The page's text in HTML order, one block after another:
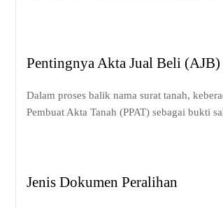
Pentingnya Akta Jual Beli (AJB)
Dalam proses balik nama surat tanah,
Pembuat Akta Tanah (PPAT) sebagai bukti
Jenis Dokumen Peralihan